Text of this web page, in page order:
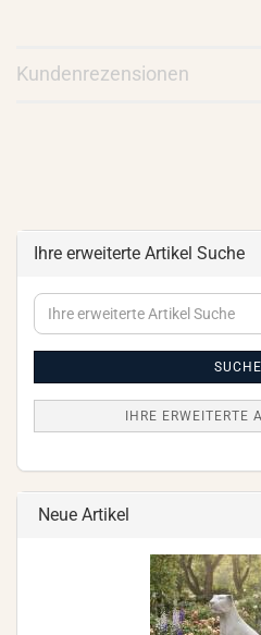
Kundenrezensionen
Ihre erweiterte Artikel Suche
Ihre
erweiterte
IHRE ERWEITERTE
Neue Artikel